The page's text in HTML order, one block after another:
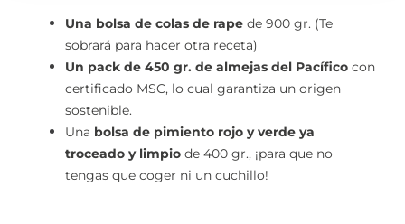
Una bolsa de colas de rape de 900 gr. (Te
sobrará para hacer otra receta)
Un pack de 450 gr. de almejas del Pacífico con
certificado MSC, lo cual garantiza un origen
sostenible.
Una bolsa de pimiento rojo y verde ya
troceado y limpio de 400 gr., ¡para que no
tengas que coger ni un cuchillo!